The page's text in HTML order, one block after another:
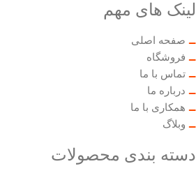
لینک های مهم
صفحه اصلی
فروشگاه
تماس با ما
درباره ما
همکاری با ما
وبلاگ
دسته بندی محصولات